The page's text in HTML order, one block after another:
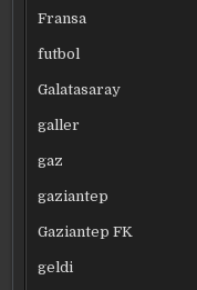
Fransa
futbol
Galatasaray
galler
gaz
gaziantep
Gaziantep FK
geldi